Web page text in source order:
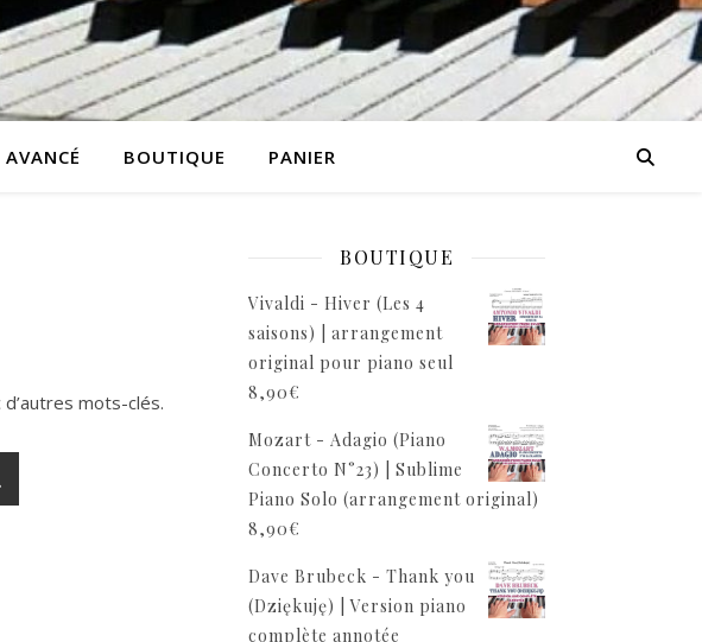
AVANCÉ BOUTIQUE PANIER
mots-clés.
BOUTIQUE
Vivaldi - Hiver (Les 4
saisons) | arrangement
original pour piano seul
8,90€
Mozart - Adagio (Piano
Concerto N°23) | Sublime
Piano Solo (arrangement original)
8,90€
Dave Brubeck - Thank you
(Dziękuję) | Version piano
complète annotée